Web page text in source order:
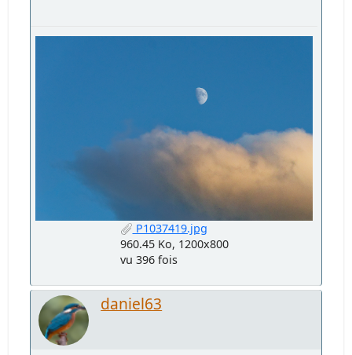
P1037419.jpg
960.45 Ko, 1200x800
vu 396 fois
daniel63